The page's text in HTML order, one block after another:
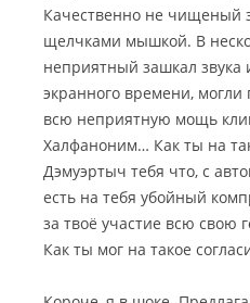
у
к
а
л
н
й
с
а
Качественно не чищеный
щелчками мышкой. В
неприятный зашкал звука
экранного времени, могли
всю неприятную мощь
Халфаноним… Как ты на
Дэмуэртыч тебя что, с
есть на тебя убойный
за твоё участие всю свою
Как ты мог на такое